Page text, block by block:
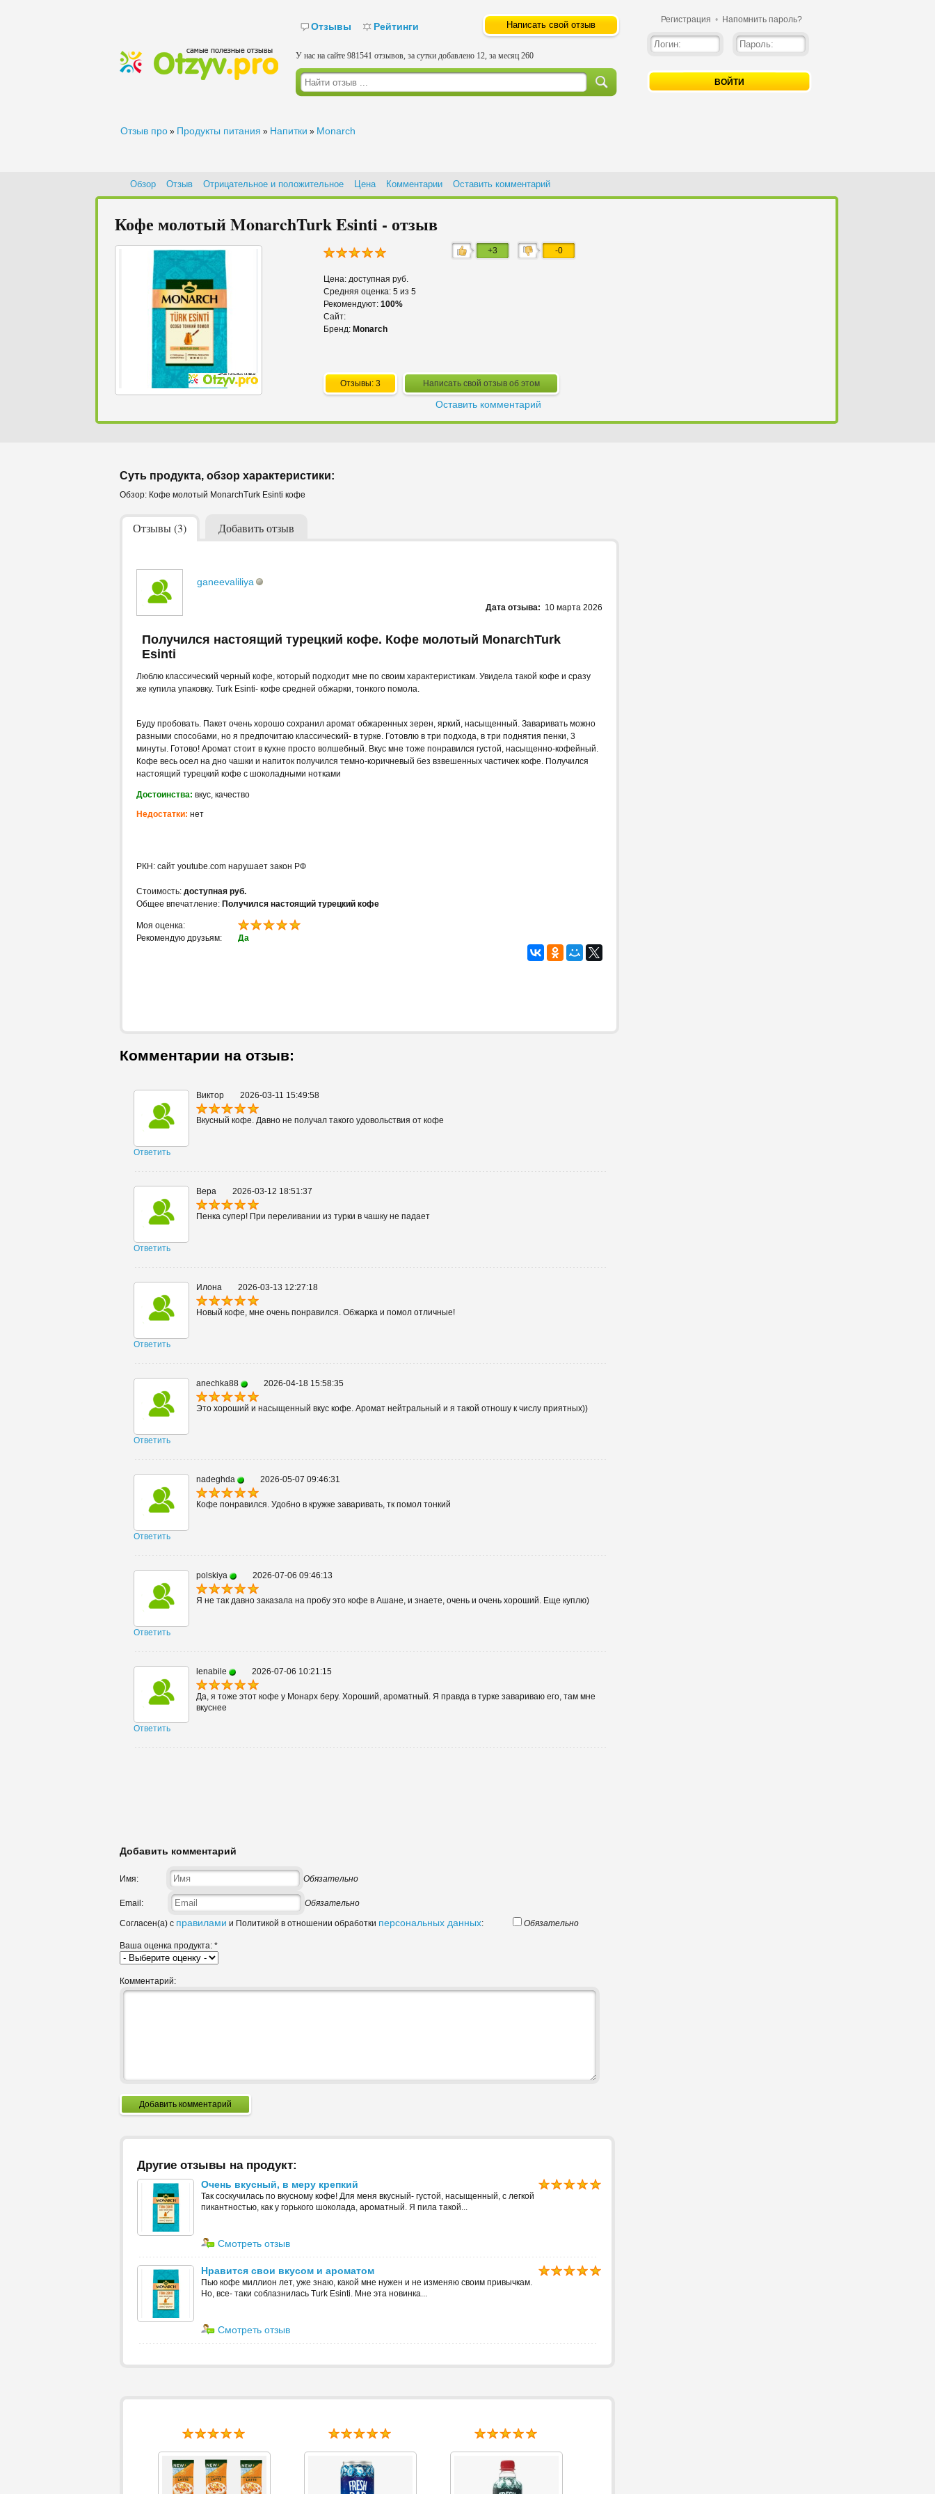
Отзывы Рейтинги Написать свой отзыв
У нас на сайте 981541 отзывов, за сутки добавлено 12, за месяц 260
Регистрация • Напомнить пароль?
ВОЙТИ
Отзыв про » Продукты питания » Напитки » Monarch
Обзор Отзыв Отрицательное и положительное Цена Комментарии Оставить комментарий
Кофе молотый MonarchTurk Esinti - отзыв
+3 -0
Цена: доступная руб.
Средняя оценка: 5 из 5
Рекомендуют: 100%
Сайт:
Бренд: Monarch
Отзывы: 3 Написать свой отзыв об этом
Оставить комментарий
Суть продукта, обзор характеристики:
Обзор: Кофе молотый MonarchTurk Esinti кофе
Отзывы (3) Добавить отзыв
ganeevaliliya
Дата отзыва: 10 марта 2026
Получился настоящий турецкий кофе. Кофе молотый MonarchTurk
Esinti
Люблю классический черный кофе, который подходит мне по своим характеристикам. Увидела такой кофе и сразу
же купила упаковку. Turk Esinti- кофе средней обжарки, тонкого помола.
Буду пробовать. Пакет очень хорошо сохранил аромат обжаренных зерен, яркий, насыщенный. Заваривать можно
разными способами, но я предпочитаю классический- в турке. Готовлю в три подхода, в три поднятия пенки, 3
минуты. Готово! Аромат стоит в кухне просто волшебный. Вкус мне тоже понравился густой, насыщенно-кофейный.
Кофе весь осел на дно чашки и напиток получился темно-коричневый без взвешенных частичек кофе. Получился
настоящий турецкий кофе с шоколадными нотками
Достоинства: вкус, качество
Недостатки: нет
РКН: сайт youtube.com нарушает закон РФ
Стоимость: доступная руб.
Общее впечатление: Получился настоящий турецкий кофе
Моя оценка:
Рекомендую друзьям:
Да
Комментарии на отзыв:
Виктор 2026-03-11 15:49:58
Вкусный кофе. Давно не получал такого удовольствия от кофе
Ответить
Вера 2026-03-12 18:51:37
Пенка супер! При переливании из турки в чашку не падает
Ответить
Илона 2026-03-13 12:27:18
Новый кофе, мне очень понравился. Обжарка и помол отличные!
Ответить
anechka88 2026-04-18 15:58:35
Это хороший и насыщенный вкус кофе. Аромат нейтральный и я такой отношу к числу приятных))
Ответить
nadeghda 2026-05-07 09:46:31
Кофе понравился. Удобно в кружке заваривать, тк помол тонкий
Ответить
polskiya 2026-07-06 09:46:13
Я не так давно заказала на пробу это кофе в Ашане, и знаете, очень и очень хороший. Еще куплю)
Ответить
lenabile 2026-07-06 10:21:15
Да, я тоже этот кофе у Монарх беру. Хороший, ароматный. Я правда в турке завариваю его, там мне
вкуснее
Ответить
Добавить комментарий
Имя: Обязательно
Email: Обязательно
Согласен(а) с правилами и Политикой в отношении обработки персональных данных: Обязательно
Ваша оценка продукта: *
Комментарий:
Добавить комментарий
Другие отзывы на продукт:
Очень вкусный, в меру крепкий
Так соскучилась по вкусному кофе! Для меня вкусный- густой, насыщенный, с легкой
пикантностью, как у горького шоколада, ароматный. Я пила такой...
Смотреть отзыв
Нравится свои вкусом и ароматом
Пью кофе миллион лет, уже знаю, какой мне нужен и не изменяю своим привычкам.
Но, все- таки соблазнилась Turk Esinti. Мне эта новинка...
Смотреть отзыв